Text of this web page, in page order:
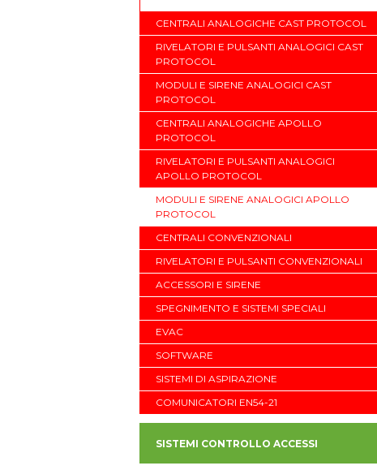
CENTRALI ANALOGICHE CAST PROTOCOL
RIVELATORI E PULSANTI ANALOGICI CAST
PROTOCOL
MODULI E SIRENE ANALOGICI CAST
PROTOCOL
CENTRALI ANALOGICHE APOLLO
PROTOCOL
RIVELATORI E PULSANTI ANALOGICI
APOLLO PROTOCOL
MODULI E SIRENE ANALOGICI APOLLO
PROTOCOL
CENTRALI CONVENZIONALI
RIVELATORI E PULSANTI CONVENZIONALI
ACCESSORI E SIRENE
SPEGNIMENTO E SISTEMI SPECIALI
EVAC
SOFTWARE
SISTEMI DI ASPIRAZIONE
COMUNICATORI EN54-21
SISTEMI CONTROLLO ACCESSI